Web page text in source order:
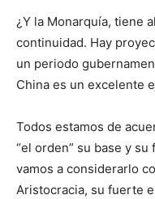
¿Y la Monarquía, tiene
continuidad. Hay
un periodo
China es un excelente
Todos estamos de
“el orden” su base y
vamos a considerarlo
Aristocracia, su fuerte